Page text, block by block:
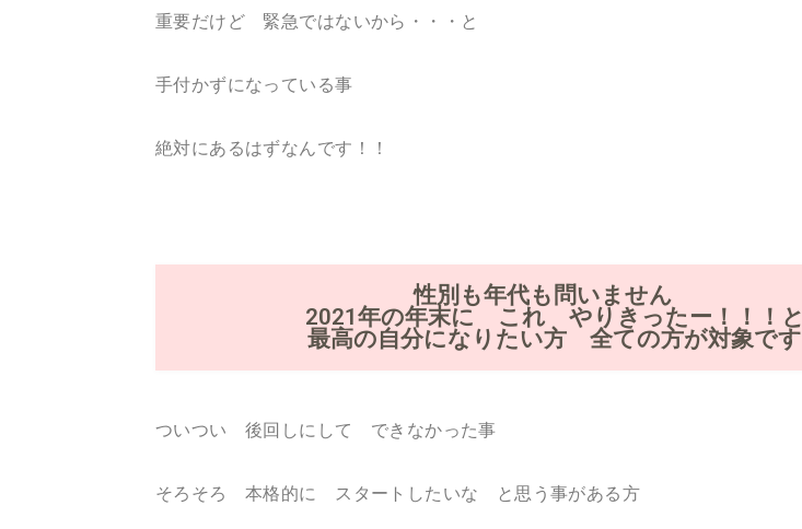
重要だけど 緊急ではないから・・・と
手付かずになっている事
絶対にあるはずなんです！！
性別も年代も問いません
2021年の年末に これ やりきったー！！！と
最高の自分になりたい方 全ての方が対象です
ついつい 後回しにして できなかった事
そろそろ 本格的に スタートしたいな と思う事がある方